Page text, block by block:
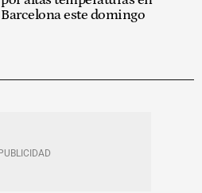
Barcelona este domingo